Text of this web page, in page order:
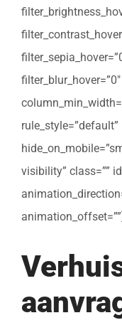
rule_style=”default”
visibility” class=””
animation_offset=””]